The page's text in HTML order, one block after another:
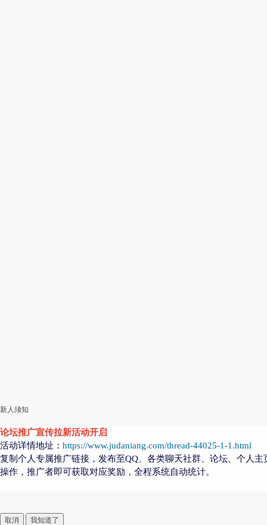
新人须知
论坛推广宣传拉新活动开启
活动详情地址： https://www.judaniang.com/thread-44025-1-1.html
复制个人专属推广链接，发布至QQ、各类聊天社群、论坛、个人
操作，推广者即可获取对应奖励，全程系统自动统计。
取消 我知道了